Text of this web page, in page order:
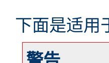
下面是适用